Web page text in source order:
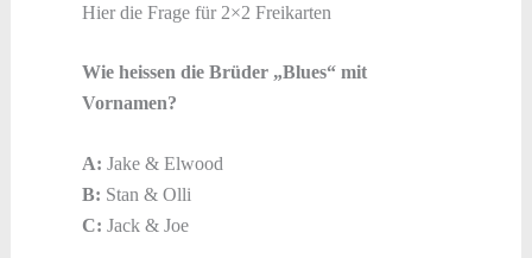
Hier die Frage für 2×2 Freikarten
Wie heissen die Brüder „Blues“ mit
Vornamen?
A: Jake & Elwood
B: Stan & Olli
C: Jack & Joe